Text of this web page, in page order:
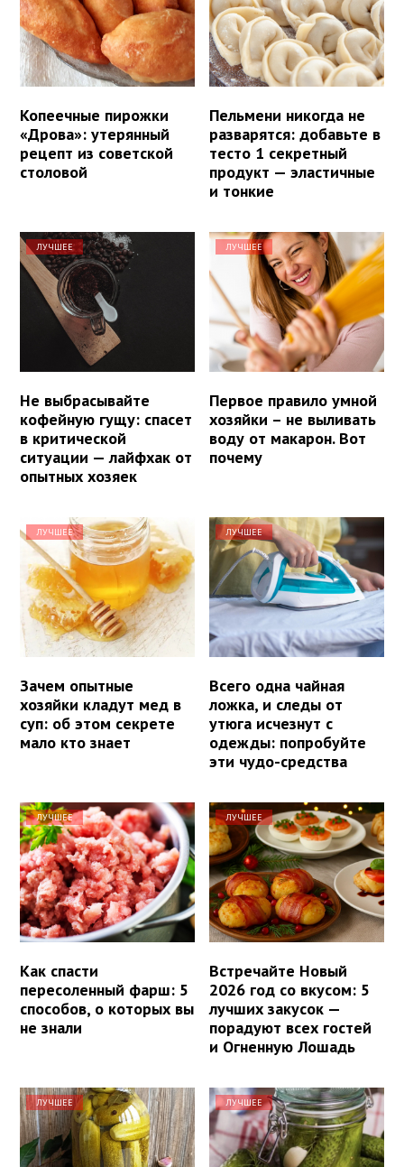
Копеечные пирожки
«Дрова»: утерянный
рецепт из советской
столовой
Пельмени никогда не
разварятся: добавьте в
тесто 1 секретный
продукт — эластичные
и тонкие
ЛУЧШЕЕ
Не выбрасывайте
кофейную гущу: спасет
в критической
ситуации — лайфхак от
опытных хозяек
ЛУЧШЕЕ
Первое правило умной
хозяйки – не выливать
воду от макарон. Вот
почему
ЛУЧШЕЕ
Зачем опытные
хозяйки кладут мед в
суп: об этом секрете
мало кто знает
ЛУЧШЕЕ
Всего одна чайная
ложка, и следы от
утюга исчезнут с
одежды: попробуйте
эти чудо-средства
ЛУЧШЕЕ
Как спасти
пересоленный фарш: 5
способов, о которых вы
не знали
ЛУЧШЕЕ
Встречайте Новый
2026 год со вкусом: 5
лучших закусок —
порадуют всех гостей
и Огненную Лошадь
ЛУЧШЕЕ ЛУЧШЕЕ